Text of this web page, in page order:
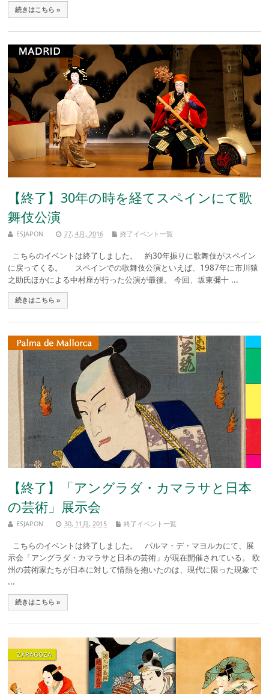
続きはこちら »
【終了】30年の時を経てスペインにて歌
舞伎公演
ESJAPON 27, 4月, 2016 終了イベント一覧
こちらのイベントは終了しました。 約30年振りに歌舞伎がスペイン
に戻ってくる。 スペインでの歌舞伎公演といえば、1987年に市川猿
之助氏ほかによる中村座が行った公演が最後。 今回、坂東彌十 ...
続きはこちら »
【終了】「アングラダ・カマラサと日本
の芸術」展示会
ESJAPON 30, 11月, 2015 終了イベント一覧
こちらのイベントは終了しました。 パルマ・デ・マヨルカにて、展
示会「アングラダ・カマラサと日本の芸術」が現在開催されている。 欧
州の芸術家たちが日本に対して情熱を抱いたのは、現代に限った現象で
...
続きはこちら »